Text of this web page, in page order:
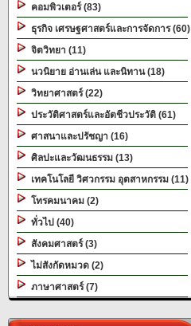
คอมพิวเตอร์ (83)
ธุรกิจ เศรษฐศาสตร์และการจัดการ (60)
จิตวิทยา (11)
นวนิยาย อ่านเล่น และนิทาน (18)
วิทยาศาสตร์ (22)
ประวัติศาสตร์และอัตชีวประวัติ (61)
ศาสนาและปรัชญา (16)
ศิลปะและวัฒนธรรม (13)
เทคโนโลยี วิศวกรรม อุตสาหกรรม (11)
โทรคมนาคม (2)
ทั่วไป (40)
สังคมศาสตร์ (3)
ไม่สังกัดหมวด (2)
ภาษาศาสตร์ (7)